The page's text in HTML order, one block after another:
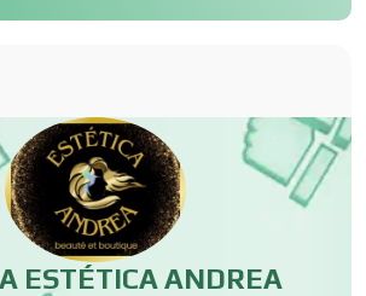
Comerciales
ESTÉTICA ANDREA